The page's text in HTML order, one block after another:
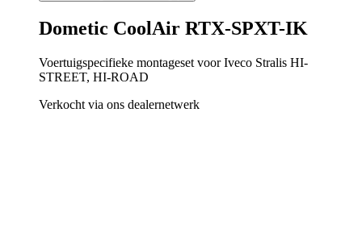
Dometic CoolAir RTX-SPXT-IK
Voertuigspecifieke montageset voor Iveco Stralis HI-
STREET, HI-ROAD
Verkocht via ons dealernetwerk